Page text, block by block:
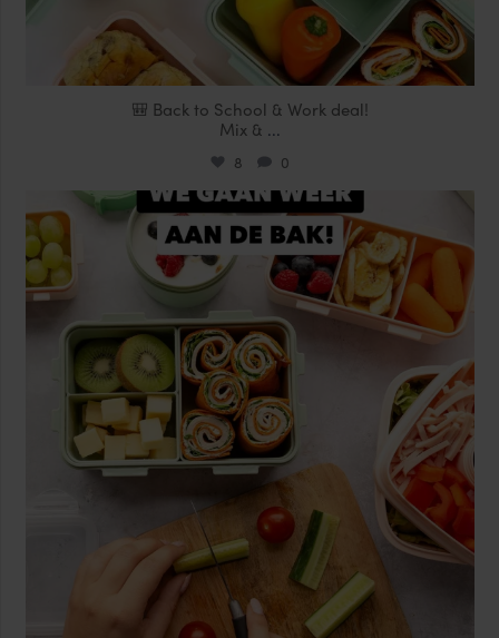
🎒 Back to School & Work deal!
Mix & ...
8 0
locklocknl
Aug 14